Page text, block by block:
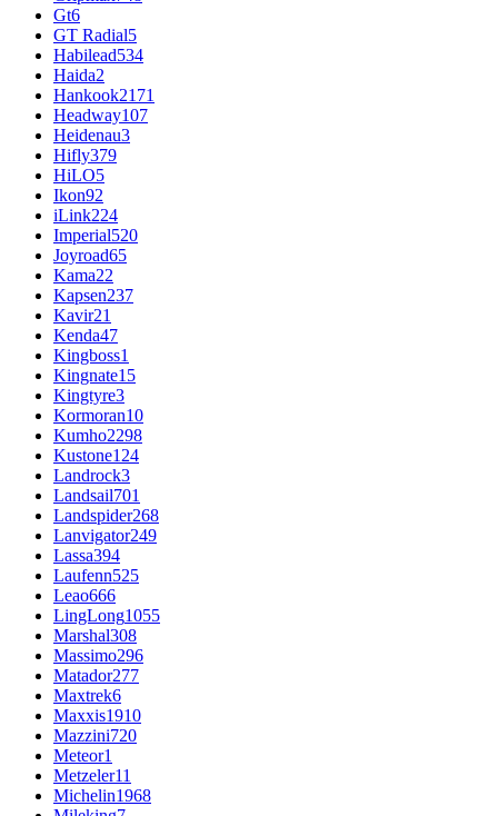
Gt6
GT Radial5
Habilead534
Haida2
Hankook2171
Headway107
Heidenau3
Hifly379
HiLO5
Ikon92
iLink224
Imperial520
Joyroad65
Kama22
Kapsen237
Kavir21
Kenda47
Kingboss1
Kingnate15
Kingtyre3
Kormoran10
Kumho2298
Kustone124
Landrock3
Landsail701
Landspider268
Lanvigator249
Lassa394
Laufenn525
Leao666
LingLong1055
Marshal308
Massimo296
Matador277
Maxtrek6
Maxxis1910
Mazzini720
Meteor1
Metzeler11
Michelin1968